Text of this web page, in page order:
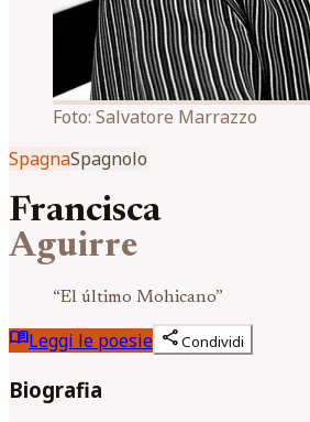
Foto: Salvatore Marrazzo
SpagnaSpagnolo
Francisca
Aguirre
“El último Mohicano”
menu_bookLeggi le poesie shareCondividi
Biografia